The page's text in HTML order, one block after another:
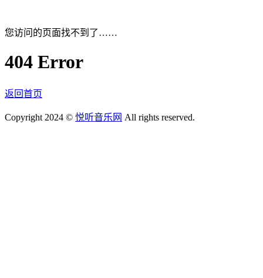
您访问的页面找不到了……
404 Error
返回首页
Copyright 2024 © 悦听音乐网 All rights reserved.